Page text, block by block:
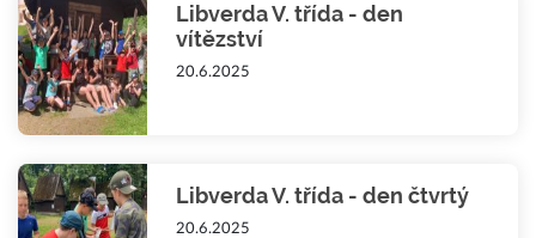
Libverda V. třída - den
vítězství
20.6.2025
Libverda V. třída - den čtvrtý
20.6.2025